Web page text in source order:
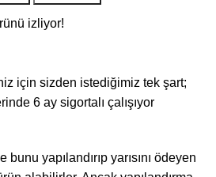
izliyor!
için sizden istediğimiz tek şart;
6 ay sigortalı çalışıyor
yapılandırıp yarısını ödeyen